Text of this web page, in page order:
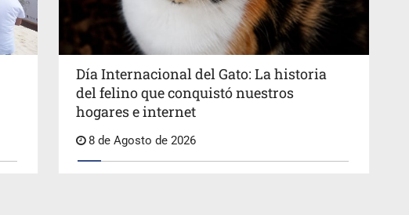
Día Internacional del Gato: La historia
del felino que conquistó nuestros
hogares e internet
8 de Agosto de 2026